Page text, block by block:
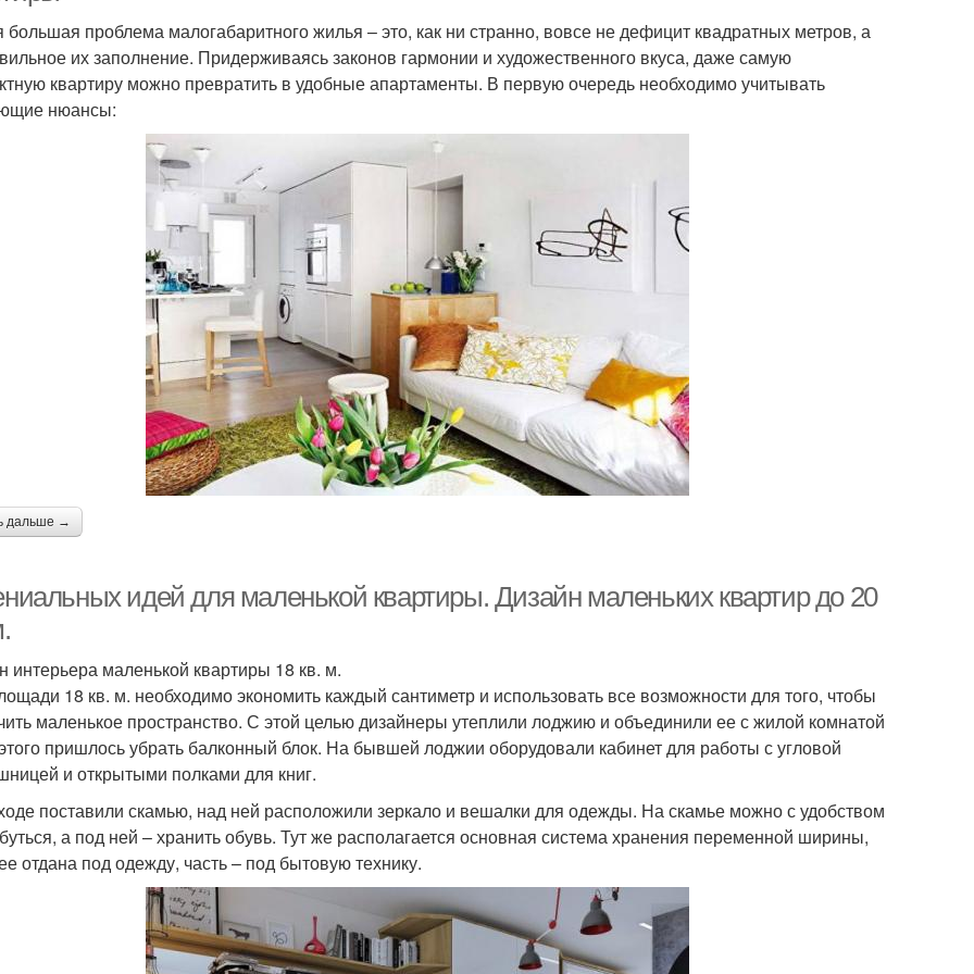
проблема малогабаритного жилья – это, как ни странно, вовсе не дефицит квадратных метров, а
их заполнение. Придерживаясь законов гармонии и художественного вкуса, даже самую
квартиру можно превратить в удобные апартаменты. В первую очередь необходимо учитывать
нюансы:
дальше →
идей для маленькой квартиры. Дизайн маленьких квартир до 20
интерьера маленькой квартиры 18 кв. м.
18 кв. м. необходимо экономить каждый сантиметр и использовать все возможности для того, чтобы
маленькое пространство. С этой целью дизайнеры утеплили лоджию и объединили ее с жилой комнатой
пришлось убрать балконный блок. На бывшей лоджии оборудовали кабинет для работы с угловой
и открытыми полками для книг.
поставили скамью, над ней расположили зеркало и вешалки для одежды. На скамье можно с удобством
а под ней – хранить обувь. Тут же располагается основная система хранения переменной ширины,
отдана под одежду, часть – под бытовую технику.